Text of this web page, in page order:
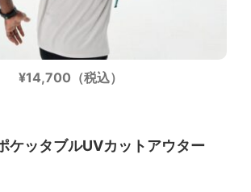
¥14,700（税込）
ケッタブルUVカットアウター